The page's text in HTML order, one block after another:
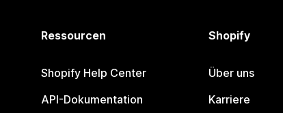
Ressourcen
Shopify Help Center
API-Dokumentation
Shopify
Über uns
Karriere